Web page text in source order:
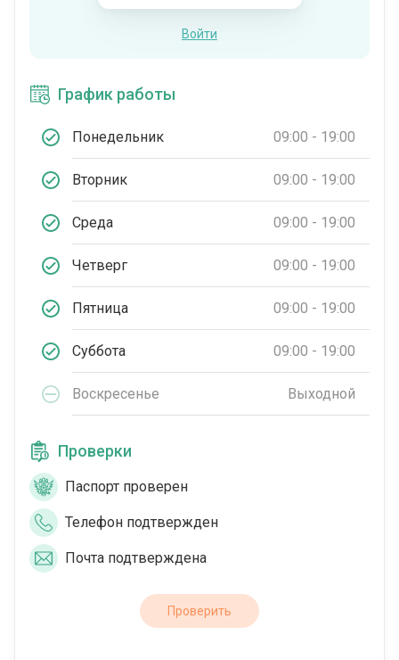
Войти
График работы
Понедельник 09:00 - 19:00
Вторник 09:00 - 19:00
Среда 09:00 - 19:00
Четверг 09:00 - 19:00
Пятница 09:00 - 19:00
Суббота 09:00 - 19:00
Воскресенье Выходной
Проверки
Паспорт проверен
Телефон подтвержден
Почта подтверждена
Проверить